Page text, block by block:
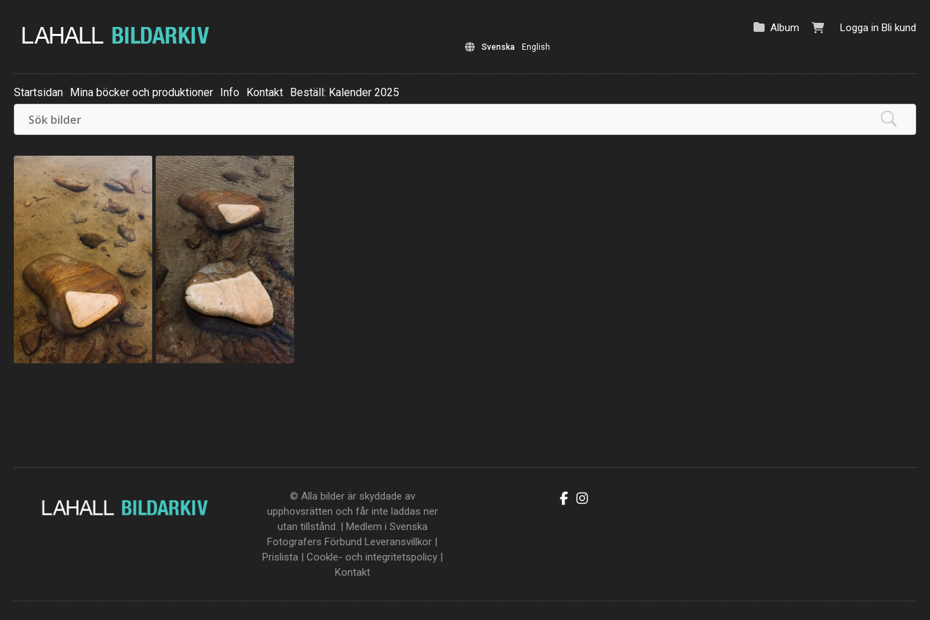
Logga in Bli kund
Album
Svenska English
Startsidan Mina böcker och produktioner Info Kontakt Beställ: Kalender 2025
© Alla bilder är skyddade av
upphovsrätten och får inte laddas ner
utan tillstånd. | Medlem i Svenska
Fotografers Förbund Leveransvillkor |
Prislista| Cookle- och integritetspolicy|
Kontakt